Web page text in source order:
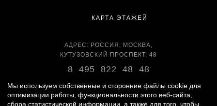
КАРТА ЭТАЖЕЙ
АДРЕС: РОССИЯ, МОСКВА,
КУТУЗОВСКИЙ ПРОСПЕКТ, 48
8 495 822 48 48
ВРЕМЯ РАБОТЫ:
ЕЖЕДНЕВНО С 11:00 ДО 22:00
Мы используем собственные и сторонние файлы cookie для
оптимизации работы, функциональности этого веб-сайта,
сбора статистической информации, а также для того, чтобы